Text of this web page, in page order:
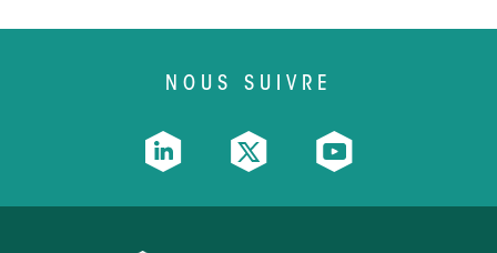
NOUS SUIVRE